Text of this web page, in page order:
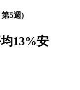
5週)
13%安